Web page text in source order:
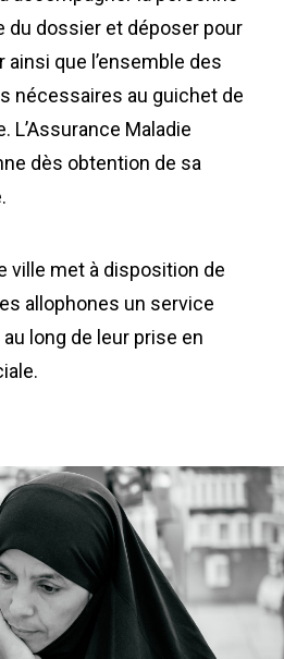
du dossier et déposer pour
que l’ensemble des
nécessaires au guichet de
L’Assurance Maladie
dès obtention de sa
ville met à disposition de
allophones un service
long de leur prise en